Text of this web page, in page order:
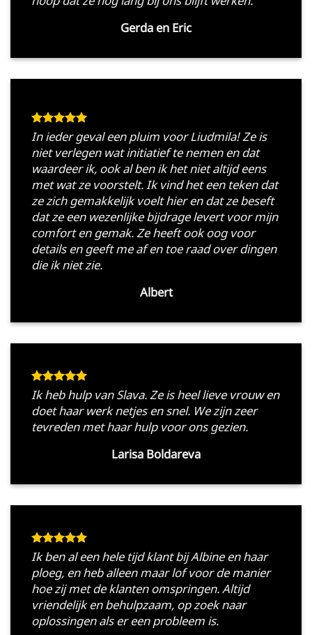
Gerda en Eric
In ieder geval een pluim voor Liudmila! Ze is
niet verlegen wat initiatief te nemen en dat
waardeer ik, ook al ben ik het niet altijd eens
met wat ze voorstelt. Ik vind het een teken dat
ze zich gemakkelijk voelt hier en dat ze beseft
dat ze een wezenlijke bijdrage levert voor mijn
comfort en gemak. Ze heeft ook oog voor
details en geeft me af en toe raad over dingen
die ik niet zie.
Albert
Ik heb hulp van Slava. Ze is heel lieve vrouw en
doet haar werk netjes en snel. We zijn zeer
tevreden met haar hulp voor ons gezien.
Larisa Boldareva
Ik ben al een hele tijd klant bij Albine en haar
ploeg, en heb alleen maar lof voor de manier
hoe zij met de klanten omspringen. Altijd
vriendelijk en behulpzaam, op zoek naar
oplossingen als er een probleem is.